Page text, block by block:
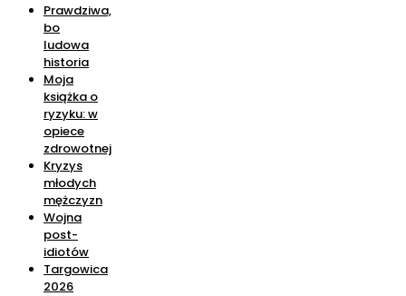
Prawdziwa,
bo
ludowa
historia
Moja
książka o
ryzyku: w
opiece
zdrowotnej
Kryzys
młodych
mężczyzn
Wojna
post-
idiotów
Targowica
2026